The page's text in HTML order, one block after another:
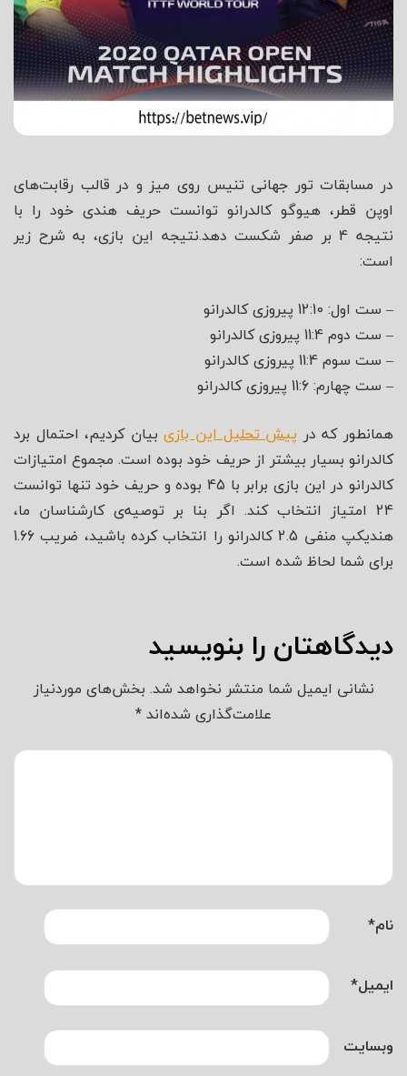
در مسابقات تور جهانی تنیس روی میز و در قالب رقابت‌های
اوپن قطر، هیوگو کالدرانو توانست حریف هندی خود را با
نتیجه 4 بر صفر شکست دهد.نتیجه این بازی، به شرح زیر
است:
– ست اول: 12:10 پیروزی کالدرانو
– ست دوم 11:4 پیروزی کالدرانو
– ست سوم 11:4 پیروزی کالدرانو
– ست چهارم: 11:6 پیروزی کالدرانو
همانطور که در پیش تحلیل این بازیبیان کردیم، احتمال برد
کالدرانو بسیار بیشتر از حریف خود بوده است. مجموع امتیازات
کالدرانو در این بازی برابر با 45 بوده و حریف خود تنها توانست
24 امتیاز انتخاب کند. اگر بنا بر توصیه‌ی کارشناسان ما،
هندیکپ منفی 2.5 کالدرانو را انتخاب کرده باشید، ضریب 1.66
برای شما لحاظ شده است.
دیدگاهتان را بنویسید
نشانی ایمیل شما منتشر نخواهد شد. بخش‌های موردنیاز
علامت‌گذاری شده‌اند*
نام*
ایمیل*
وبسایت